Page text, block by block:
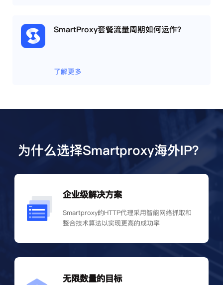
SmartProxy套餐流量周期如何运作？
了解更多
为什么选择Smartproxy海外IP？
企业级解决方案
Smartproxy的HTTP代理采用智能网络抓取和
整合技术算法以实现更高的成功率
无限数量的目标